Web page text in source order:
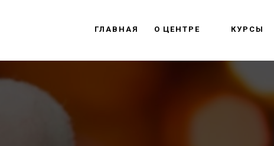
ГЛАВНАЯ О ЦЕНТРЕ КУРСЫ